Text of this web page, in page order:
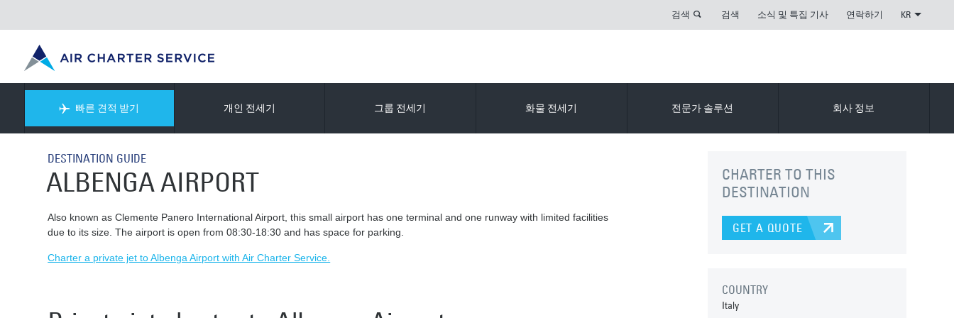
검색 검색 소식 및 특집 기사 연락하기 KR
빠른 견적 받기 개인 전세기 그룹 전세기 화물 전세기 전문가 솔루션 회사 정보
DESTINATION GUIDE
ALBENGA AIRPORT
Also known as Clemente Panero International Airport, this small airport has one terminal and one runway with limited facilities
due to its size. The airport is open from 08:30-18:30 and has space for parking.
Charter a private jet to Albenga Airport with Air Charter Service.
CHARTER TO THIS
DESTINATION
GET A QUOTE
COUNTRY
Italy